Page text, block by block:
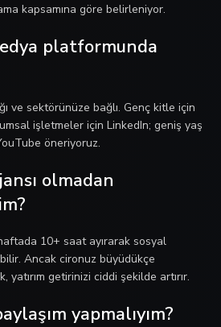
kapsamına göre belirleniyor.
platformunda
ve sektörünüze bağlı. Genç kitle için
işletmeler için LinkedIn; geniş yaş
öneriyoruz.
olmadan
10+ saat ayırarak sosyal
Ancak cironuz büyüdükçe
getirinizi ciddi şekilde artırır.
yapmalıyım?